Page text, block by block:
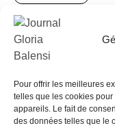
Pour offrir les meilleures
telles que les cookies
appareils. Le fait de
des données telles que le
28 juin 2024
Catégorie :